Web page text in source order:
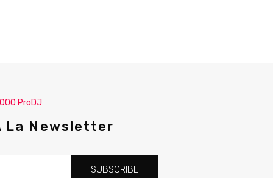
ProDJ
La Newsletter
SUBSCRIBE